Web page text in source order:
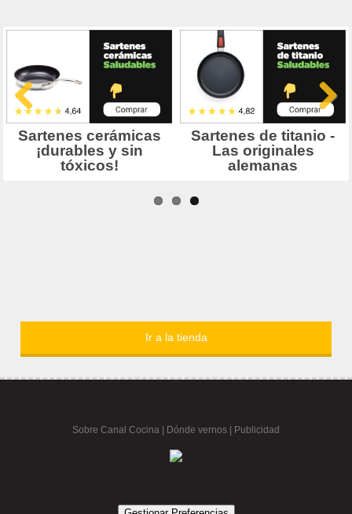
Ir a la tienda
Sobre Canal Cocina Dónde vernos | Publicidad